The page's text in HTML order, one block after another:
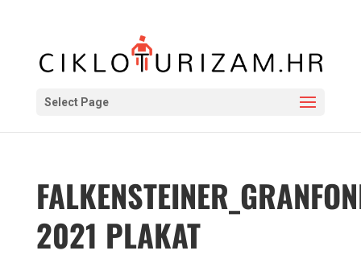
Select Page
2021 PLAKAT